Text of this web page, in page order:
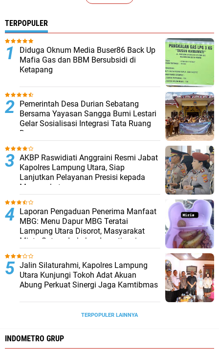
TERPOPULER
Diduga Oknum Media Buser86 Back Up
Mafia Gas dan BBM Bersubsidi di
Ketapang
Pemerintah Desa Durian Sebatang
Bersama Yayasan Sangga Bumi Lestari
Gelar Sosialisasi Integrasi Tata Ruang
Desa
AKBP Raswidiati Anggraini Resmi Jabat
Kapolres Lampung Utara, Siap
Lanjutkan Pelayanan Presisi kepada
Masyarakat
Laporan Pengaduan Penerima Manfaat
MBG: Menu Dapur MBG Teratai
Lampung Utara Disorot, Masyarakat
Minta Satgas Lakukan Investigasi
Jalin Silaturahmi, Kapolres Lampung
Utara Kunjungi Tokoh Adat Akuan
Abung Perkuat Sinergi Jaga Kamtibmas
TERPOPULER LAINNYA
INDOMETRO GRUP